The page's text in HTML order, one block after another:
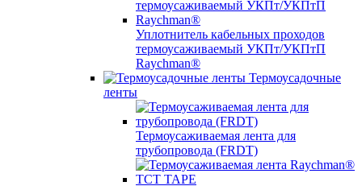
Уплотнитель кабельных проходов
термоусаживаемый УКПт/УКПтП
Raychman®
Термоусадочные
ленты
Термоусаживаемая лента для
трубопровода (FRDT)